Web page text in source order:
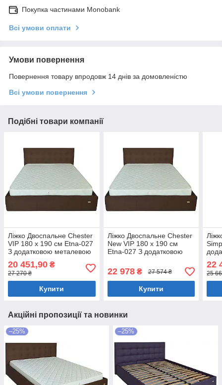
Покупка частинами Monobank
Всі умови оплати
Умови повернення
Повернення товару впродовж 14 днів за домовленістю
Всі умови повернення
Подібні товари компанії
Ліжко Двоспальне Chester
VIP 180 х 190 см Etna-027
З додатковою металевою
цільнозварною рамою
Коричневий
20 451,90 ₴
27 270 ₴
Купити
Ліжко Двоспальне Chester
New VIP 180 х 190 см
Etna-027 З додатковою
рамою Коричневий
22 978₴ 27 574 ₴
Купити
22
25
Акційні пропозиції та новинки
–25% –25%